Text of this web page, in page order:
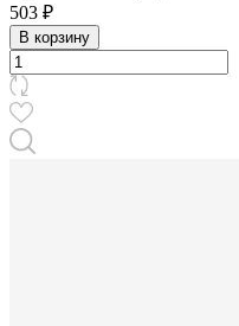
503 ₽
В корзину